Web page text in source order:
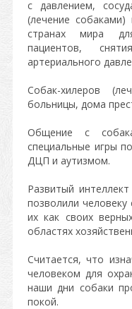
с давлением,
(лечение
странах мира
пациентов,
артериального
Собак-хилеров
больницы, дома
Общение с
специальные игры
ДЦП и аутизмом.
Развитый
позволили человеку
их как своих
областях
Считается, что
человеком для
наши дни собаки
покой.